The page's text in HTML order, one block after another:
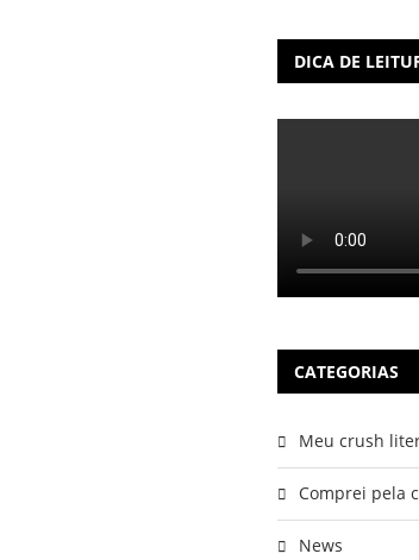
DICA DE
CATEGORIAS
Meu crush
Comprei pela
News